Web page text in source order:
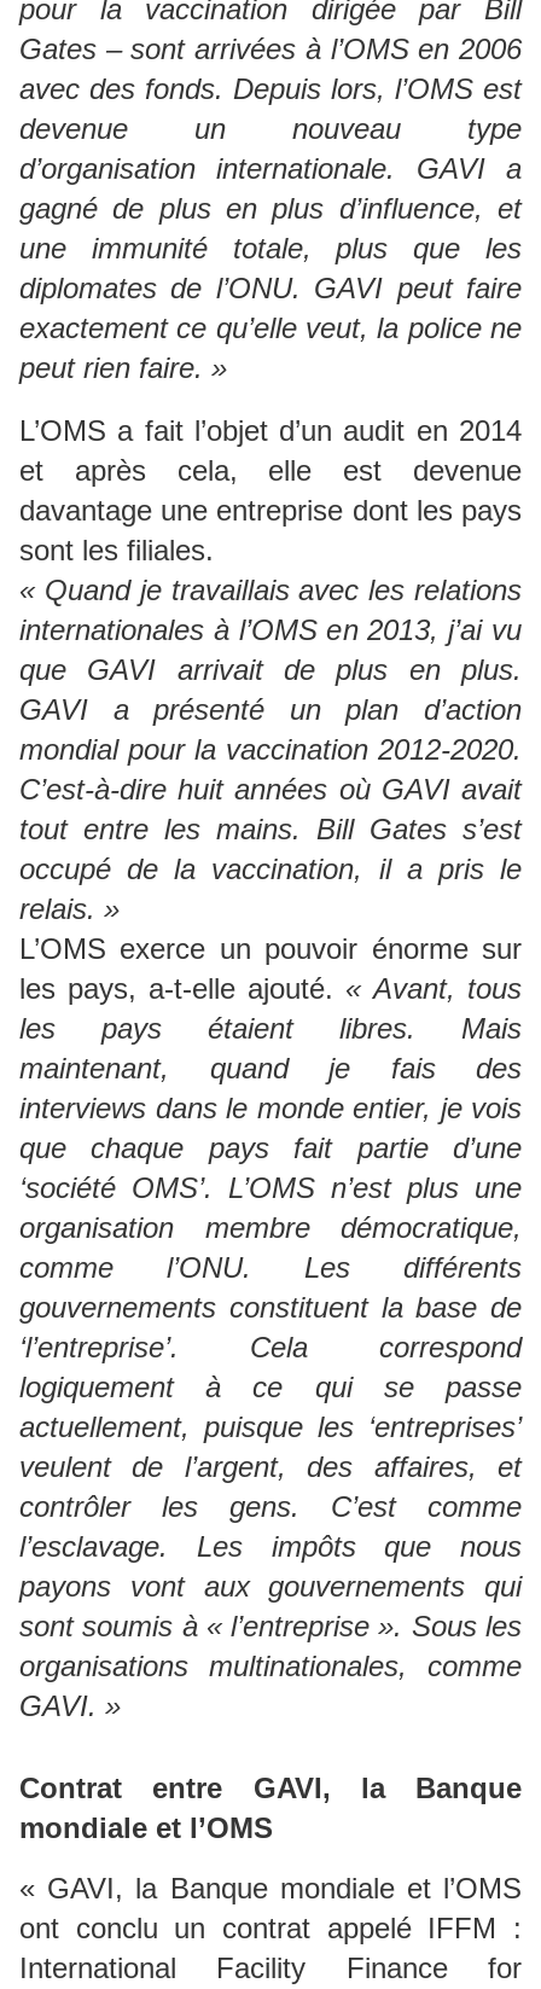
pour la vaccination dirigée par Bill
Gates – sont arrivées à l’OMS en 2006
avec des fonds. Depuis lors, l’OMS est
devenue un nouveau type
d’organisation internationale. GAVI a
gagné de plus en plus d’influence, et
une immunité totale, plus que les
diplomates de l’ONU. GAVI peut faire
exactement ce qu’elle veut, la police ne
peut rien faire. »
L’OMS a fait l’objet d’un audit en 2014
et après cela, elle est devenue
davantage une entreprise dont les pays
sont les filiales.
« Quand je travaillais avec les relations
internationales à l’OMS en 2013, j’ai vu
que GAVI arrivait de plus en plus.
GAVI a présenté un plan d’action
mondial pour la vaccination 2012-2020.
C’est-à-dire huit années où GAVI avait
tout entre les mains. Bill Gates s’est
occupé de la vaccination, il a pris le
relais. »
L’OMS exerce un pouvoir énorme sur
les pays, a-t-elle ajouté. « Avant, tous
les pays étaient libres. Mais
maintenant, quand je fais des
interviews dans le monde entier, je vois
que chaque pays fait partie d’une
‘société OMS’. L’OMS n’est plus une
organisation membre démocratique,
comme l’ONU. Les différents
gouvernements constituent la base de
‘l’entreprise’. Cela correspond
logiquement à ce qui se passe
actuellement, puisque les ‘entreprises’
veulent de l’argent, des affaires, et
contrôler les gens. C’est comme
l’esclavage. Les impôts que nous
payons vont aux gouvernements qui
sont soumis à « l’entreprise ». Sous les
organisations multinationales, comme
GAVI. »
Contrat entre GAVI, la Banque
mondiale et l’OMS
« GAVI, la Banque mondiale et l’OMS
ont conclu un contrat appelé IFFM :
International Facility Finance for